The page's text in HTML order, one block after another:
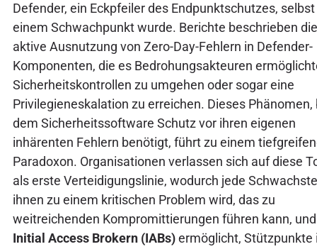
Defender, ein Eckpfeiler des Endpunktschutzes,
einem Schwachpunkt wurde. Berichte beschrieben die
aktive Ausnutzung von Zero-Day-Fehlern in Defender-
Komponenten, die es Bedrohungsakteuren
Sicherheitskontrollen zu umgehen oder sogar eine
Privilegieneskalation zu erreichen. Dieses Phänomen,
dem Sicherheitssoftware Schutz vor ihren eigenen
inhärenten Fehlern benötigt, führt zu einem
Paradoxon. Organisationen verlassen sich auf diese
als erste Verteidigungslinie, wodurch jede
ihnen zu einem kritischen Problem wird, das zu
weitreichenden Kompromittierungen führen kann, und
Initial Access Brokern (IABs)ermöglicht, Stützpunkte